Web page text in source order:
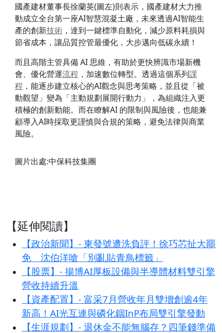
國產建材董事長徐蘭英(圖左)則表示，國產建材大力推
動成立全台第一座AI智慧混凝土廠，未來透過AI智能生
產的創新技術，達到一鍵標準自動化，減少原料耗損與
節省成本，讓品質控管最優化，大步邁向低碳永續！
而且高階主管具備 AI 思維，有助於更快辨識市場新機
會、優化營運流程 ，加速數位轉型。透過這個系列課
程 ，能逐步建立核心的AI觀念與思考策略，並且從「被
動觀望」變為「主動規劃展開行動力」，為組織注入更
積極的創新動能。而在瞭解AI 的限制與風險後，也能兼
顧導入AI時採取更謹慎與合規的策略，避免法律與商業
風險。
圖片出處:中保科技集團
【延伸閱讀】
【政治新聞】- 東發號遭洗負評！徐巧芯扯大罷
免 沈伯洋嗆「別亂貼青鳥標籤」
【股票】- 揚博AI厚板設備與半導體材料雙引擎
營收持續升溫
【資產配置】- 富采7月營收年月雙增創逾4年
新高！AI光互連與磷化銦InP布局雙引擎發動
【生涯規劃】- 退休金不能無腦存？四筆錢準備